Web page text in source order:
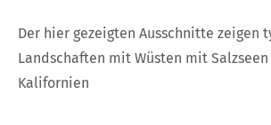
Der hier gezeigten Ausschnitte zeigen
Landschaften mit Wüsten mit
Kalifornien